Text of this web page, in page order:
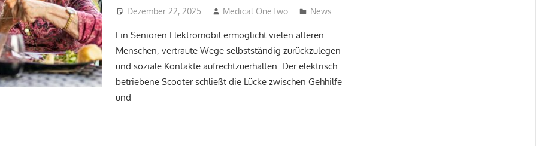
Dezember 22, 2025 Medical OneTwo News
Ein Senioren Elektromobil ermöglicht vielen älteren
Menschen, vertraute Wege selbstständig zurückzulegen
und soziale Kontakte aufrechtzuerhalten. Der elektrisch
betriebene Scooter schließt die Lücke zwischen Gehhilfe
und